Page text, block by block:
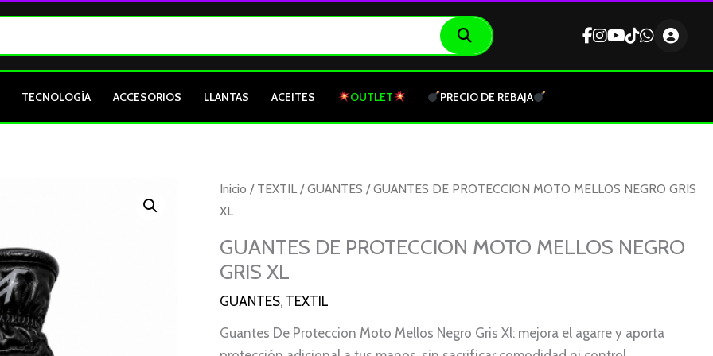
TECNOLOGÍA ACCESORIOS LLANTAS ACEITES OUTLET PRECIO DE REBAJA
Inicio / TEXTIL /GUANTES / GUANTES DE PROTECCION MOTO MELLOS NEGRO GRIS
XL
GUANTES DE PROTECCION MOTO MELLOS NEGRO
GRIS XL
GUANTES, TEXTIL
Guantes De Proteccion Moto Mellos Negro Gris Xl: mejora el agarre y aporta